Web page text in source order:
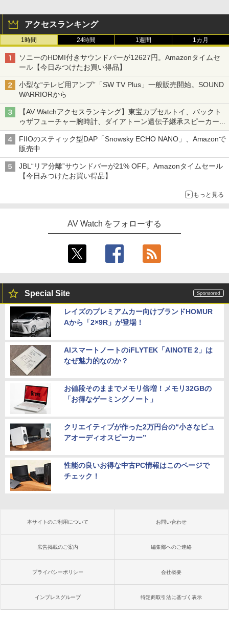
アクセスランキング
1時間 24時間 1週間 1カ月
ソニーのHDMI付きサウンドバーが12627円。Amazonタイムセ
ール【今日みつけたお買い得品】
小型な“テレビ用アンプ”「SW TV Plus」一般販売開始。SOUND
WARRIORから
【AV Watchアクセスランキング】東宝カプセルトイ、バックト
ゥザフューチャー腕時計、ダイアトーン遺伝子継承スピーカー
('26年8月3日～9日)
FIIOのスティック型DAP「Snowsky ECHO NANO」、Amazonで
販売中
JBL“リア分離”サウンドバーが21% OFF。Amazonタイムセール
【今日みつけたお買い得品】
もっと見る
AV Watch をフォローする
Special Site
レイズのプレミアムカー向けブランドHOMUR
Aから「2×9R」が登場！
AIスマートノートのiFLYTEK「AINOTE 2」は
なぜ魅力的なのか？
お値段そのままでメモリ倍増！メモリ32GBの
「お得なゲーミングノート」
クリエイティブが作った2万円台の“小さなピュ
アオーディオスピーカー”
性能の良いお得な中古PC情報はこのページで
チェック！
本サイトのご利用について お問い合わせ
広告掲載のご案内 編集部へのご連絡
プライバシーポリシー 会社概要
インプレスグループ 特定商取引法に基づく表示